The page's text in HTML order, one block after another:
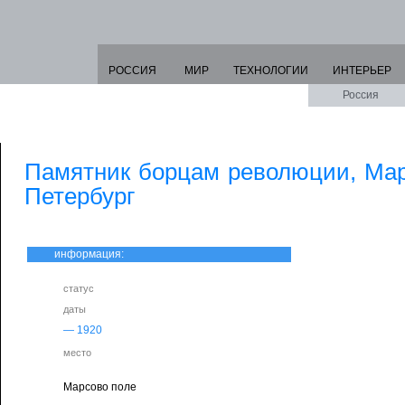
РОССИЯ МИР ТЕХНОЛОГИИ
ИНТЕРЬЕР
Россия
Памятник борцам революции,
Петербург
информация:
статус
даты
— 1920
место
Марсово поле